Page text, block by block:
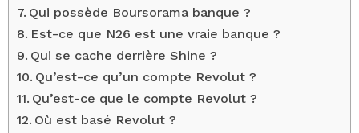
Qui possède Boursorama banque ?
Est-ce que N26 est une vraie banque ?
Qui se cache derrière Shine ?
Qu’est-ce qu’un compte Revolut ?
Qu’est-ce que le compte Revolut ?
Où est basé Revolut ?